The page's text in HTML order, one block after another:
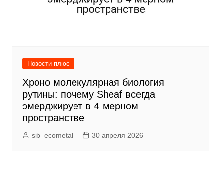
Новости плюс
Хроно молекулярная биология
рутины: почему Sheaf всегда
эмерджирует в 4-мерном
пространстве
sib_ecometal 30 апреля 2026